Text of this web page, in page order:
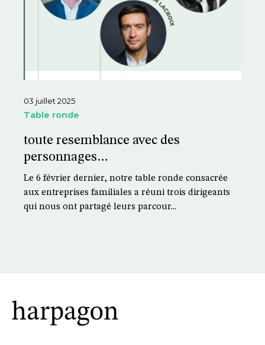
03 juillet 2025
Table ronde
toute resemblance avec des
personnages…
Le 6 février dernier, notre table ronde consacrée
aux entreprises familiales a réuni trois dirigeants
qui nous ont partagé leurs parcour...